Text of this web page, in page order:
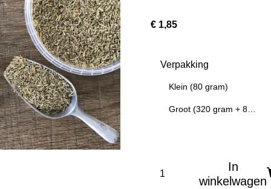
€ 1,85
Verpakking
Klein (80 gram)
Groot (320 gram + 80 gram Gratis)
In
winkelwagen